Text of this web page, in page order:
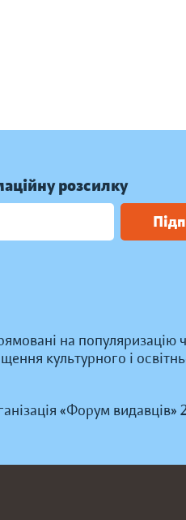
розсилку
на популяризацію
культурного і
«Форум видавців»